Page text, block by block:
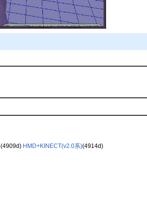
(4909d) HMD+KINECT(v2.0系)(4914d)